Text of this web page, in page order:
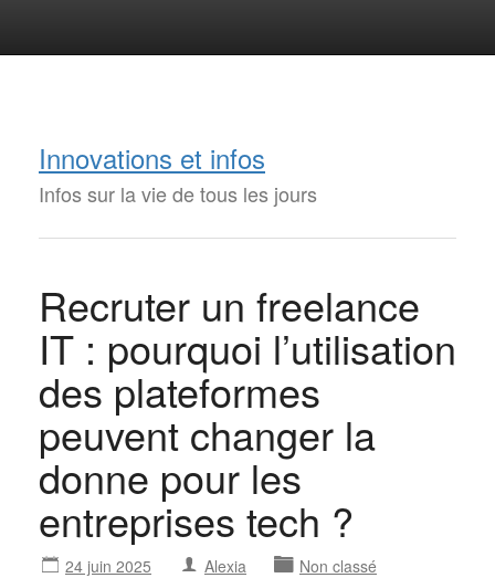
Innovations et infos
Infos sur la vie de tous les jours
Recruter un freelance
IT : pourquoi l’utilisation
des plateformes
peuvent changer la
donne pour les
entreprises tech ?
24 juin 2025 Alexia Non classé